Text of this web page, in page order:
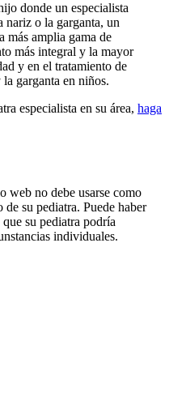
donde un especialista
nariz o la garganta, un
más amplia gama de
más integral y la mayor
y en el tratamiento de
garganta en niños.
especialista en su área, haga
web no debe usarse como
su pediatra. Puede haber
su pediatra podría
individuales.